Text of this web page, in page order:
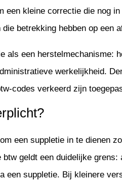
een kleine correctie die nog
betrekking hebben op een
als een herstelmechanisme:
werkelijkheid.
codes verkeerd zijn
een suppletie in te dienen
geldt een duidelijke
een suppletie. Bij kleinere